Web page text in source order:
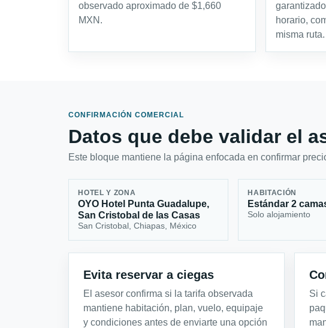
observado aproximado de $1,660
MXN.
horario,
misma ruta.
CONFIRMACIÓN COMERCIAL
Datos que debe validar el
Este bloque mantiene la página enfocada en confirmar
HOTEL Y ZONA
OYO Hotel Punta Guadalupe,
San Cristobal de las Casas
San Cristobal, Chiapas, México
HABITACIÓN
Estándar 2
Solo alojamiento
Evita reservar a ciegas
El asesor confirma si la tarifa observada
mantiene habitación, plan, vuelo, equipaje
y condiciones antes de enviarte una opción
Si